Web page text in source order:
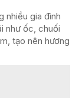
nhiều gia đình
như ốc, chuối
tạo nên hương